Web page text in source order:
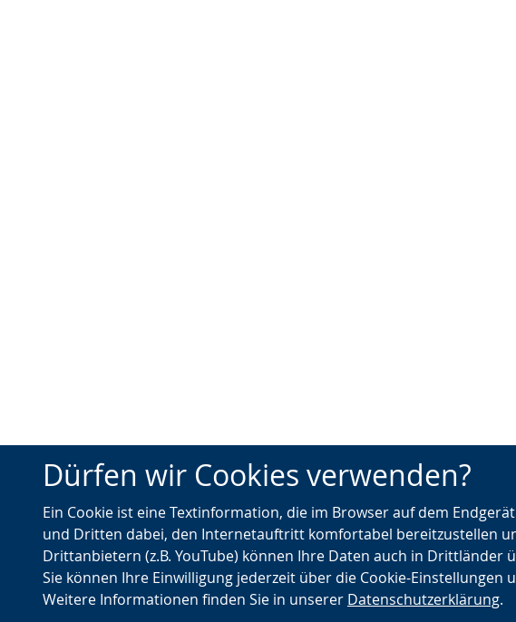
Dürfen wir Cookies verwenden?
Ein Cookie ist eine Textinformation, die im Browser auf dem
und Dritten dabei, den Internetauftritt komfortabel bereitzustellen
Drittanbietern (z.B. YouTube) können Ihre Daten auch in
Sie können Ihre Einwilligung jederzeit über die Cookie-Einstellungen
Weitere Informationen finden Sie in unserer Datenschutzerklärung.